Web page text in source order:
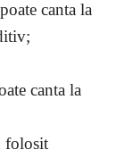
canta la
canta la
folosit